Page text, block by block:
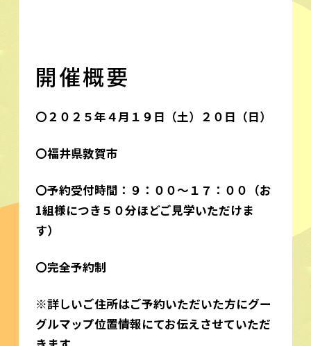
開催概要
〇２０２５年４月１９日（土）２０日（日）
〇福井県敦賀市
〇予約受付時間：９：００～１７：００（お
1組様につき５０分ほどご見学いただけま
す）
〇完全予約制
※詳しいご住所はご予約いただいた方にグー
グルマップ位置情報にてお伝えさせていただ